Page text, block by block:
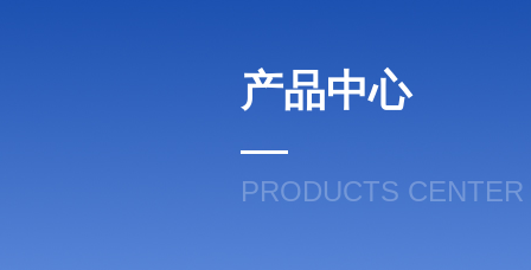
产品中心
PRODUCTS CENTER